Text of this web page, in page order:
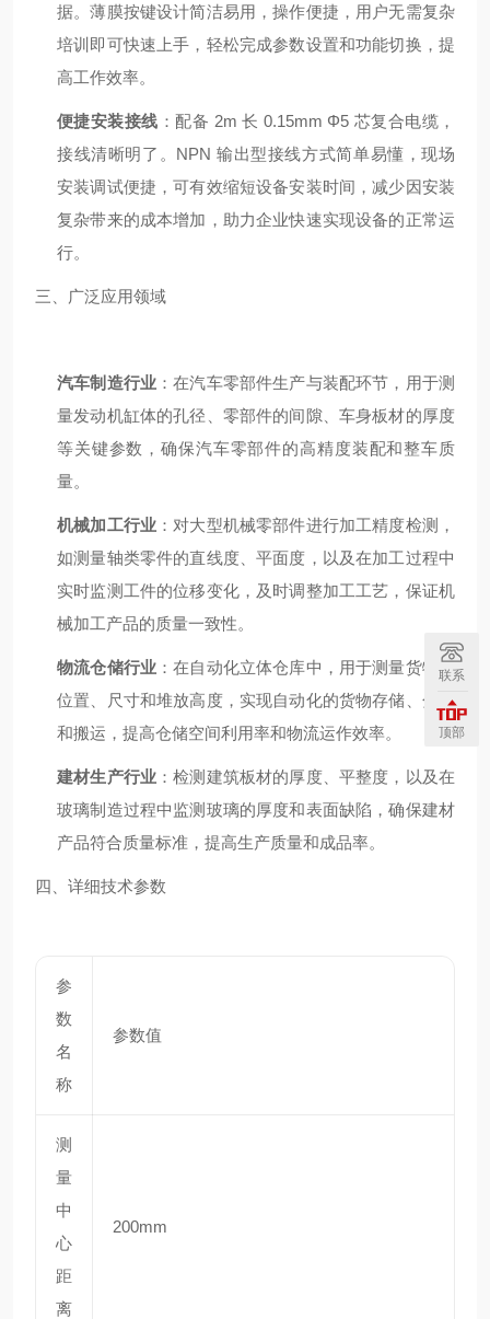
据。薄膜按键设计简洁易用，操作便捷，用户无需复杂
培训即可快速上手，轻松完成参数设置和功能切换，提
高工作效率。
便捷安装接线 ：配备 2m 长 0.15mm Φ5 芯复合电缆，
接线清晰明了。NPN 输出型接线方式简单易懂，现场
安装调试便捷，可有效缩短设备安装时间，减少因安装
复杂带来的成本增加，助力企业快速实现设备的正常运
行。
三、广泛应用领域
汽车制造行业 ：在汽车零部件生产与装配环节，用于测
量发动机缸体的孔径、零部件的间隙、车身板材的厚度
等关键参数，确保汽车零部件的高精度装配和整车质
量。
机械加工行业 ：对大型机械零部件进行加工精度检测，
如测量轴类零件的直线度、平面度，以及在加工过程中
实时监测工件的位移变化，及时调整加工工艺，保证机
械加工产品的质量一致性。
物流仓储行业 ：在自动化立体仓库中，用于测量货物的
位置、尺寸和堆放高度，实现自动化的货物存储、分拣
和搬运，提高仓储空间利用率和物流运作效率。
建材生产行业 ：检测建筑板材的厚度、平整度，以及在
玻璃制造过程中监测玻璃的厚度和表面缺陷，确保建材
产品符合质量标准，提高生产质量和成品率。
四、详细技术参数
参
数
名
称
参数值
测
量
中
心
距
离
200mm
联系
顶部